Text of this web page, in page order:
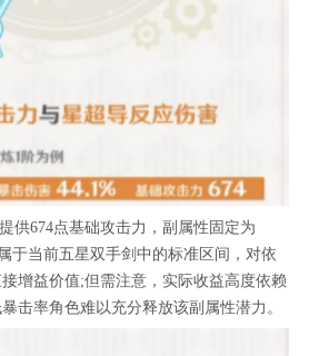
供674点基础攻击力，副属性固定为
于当前五星双手剑中的标准区间，对依
增益价值;但需注意，实际收益高度依赖
击率角色难以充分释放该副属性潜力。